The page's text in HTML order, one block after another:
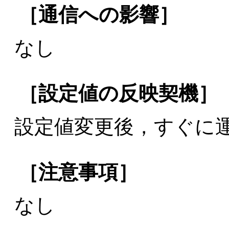
［通信への影響］
なし
［設定値の反映契機］
設定値変更後，すぐに
［注意事項］
なし